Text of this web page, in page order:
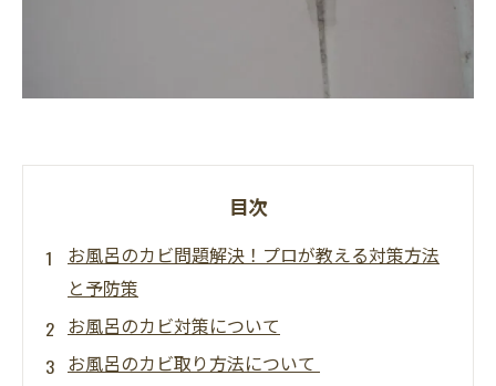
目次
お風呂のカビ問題解決！プロが教える対策方法
と予防策
お風呂のカビ対策について
お風呂のカビ取り方法について